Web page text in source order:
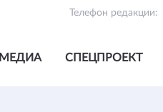
Телефон редакции:
СПЕЦПРОЕКТ